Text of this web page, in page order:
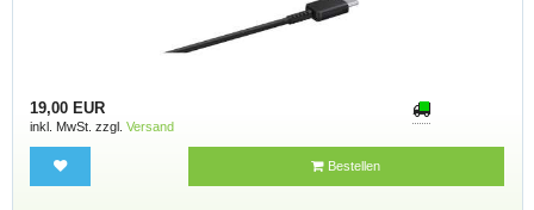
19,00 EUR
inkl. MwSt. zzgl. Versand
Bestellen